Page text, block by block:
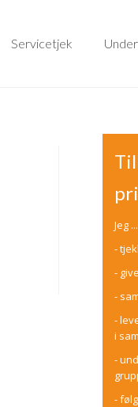
Servicetjek
Jeg ...
-
-
-
-
i
-
-